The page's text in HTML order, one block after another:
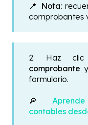
📍 Nota:
comprobantes
2. Haz
comprobante
formulario.
🔎
contables